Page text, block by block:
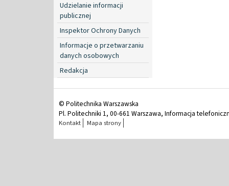
Udzielanie informacji
publicznej
Inspektor Ochrony Danych
Informacje o przetwarzaniu
danych osobowych
Redakcja
© Politechnika Warszawska
Pl. Politechniki 1, 00-661 Warszawa, Informacja
Kontakt Mapa strony